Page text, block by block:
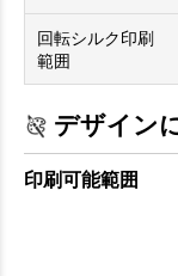
回転シルク印刷
範囲
デザイン
印刷可能範囲